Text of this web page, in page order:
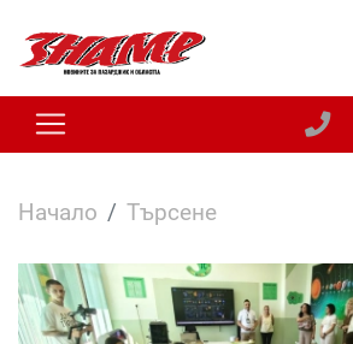
Начало Търсене